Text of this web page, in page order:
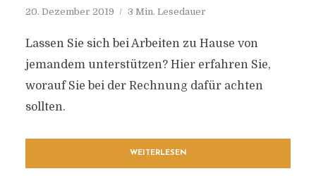
20. Dezember 2019 3 Min. Lesedauer
Lassen Sie sich bei Arbeiten zu Hause von
jemandem unterstützen? Hier erfahren Sie,
worauf Sie bei der Rechnung dafür achten
sollten.
WEITERLESEN